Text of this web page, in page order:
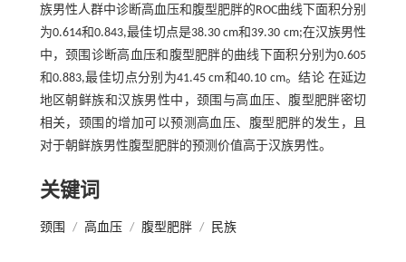
族男性人群中诊断高血压和腹型肥胖的ROC曲线下面积分别
为0.614和0.843,最佳切点是38.30 cm和39.30 cm;在汉族男性
中，颈围诊断高血压和腹型肥胖的曲线下面积分别为0.605
和0.883,最佳切点分别为41.45 cm和40.10 cm。结论 在延边
地区朝鲜族和汉族男性中，颈围与高血压、腹型肥胖密切
相关，颈围的增加可以预测高血压、腹型肥胖的发生，且
对于朝鲜族男性腹型肥胖的预测价值高于汉族男性。
关键词
颈围 / 高血压 / 腹型肥胖 / 民族